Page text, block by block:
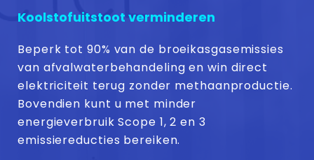
Koolstofuitstoot verminderen
Beperk tot 90% van de broeikasgasemissies
van afvalwaterbehandeling en win direct
elektriciteit terug zonder methaanproductie.
Bovendien kunt u met minder
energieverbruik Scope 1, 2 en 3
emissiereducties bereiken.